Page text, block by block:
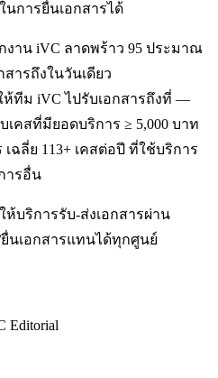
นการยื่นเอกสารได้
งาน iVC ลาดพร้าว 95 ประมาณ
สารถึงในวันเดียว
ทีม iVC ไปรับเอกสารถึงที่ —
เคสที่มียอดบริการ ≥ 5,000 บาท
ฉลี่ย 113+ เคสต่อปี ที่ใช้บริการ
ารอื่น
บริการรับ-ส่งเอกสารผ่าน
นเอกสารแทนได้ทุกศูนย์
Editorial